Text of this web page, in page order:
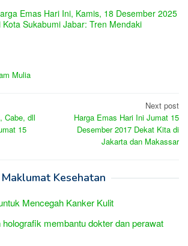
Emas Hari Ini, Kamis, 18 Desember 2025
Kota Sukabumi Jabar: Tren Mendaki
Mulia
Cabe, dll
15
Next post
Harga Emas Hari Ini Jumat 15
Desember 2017 Dekat Kita di
Jakarta dan Makassar
Maklumat Kesehatan
Mencegah Kanker Kulit
membantu dokter dan perawat